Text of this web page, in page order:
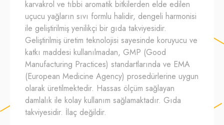
karvakrol ve tıbbi aromatik bitkilerden elde edilen
uçucu yağların sıvı formlu halidir, dengeli harmonisi
ile geliştirilmiş yenilikçi bir gıda takviyesidir.
Geliştirilmiş üretim teknolojisi sayesinde koruyucu ve
katkı maddesi kullanılmadan, GMP (Good
Manufacturing Practices) standartlarında ve EMA
(European Medicine Agency) prosedürlerine uygun
olarak üretilmektedir. Hassas ölçüm sağlayan
damlalık ile kolay kullanım sağlamaktadır. Gıda
takviyesidir. İlaç değildir.